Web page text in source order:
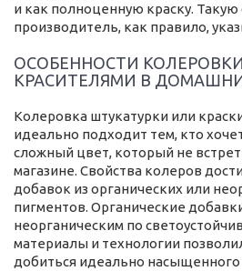
и как полноценную краску. Такую
производитель, как правило,
ОСОБЕННОСТИ
КРАСИТЕЛЯМИ В
Колеровка штукатурки или
идеально подходит тем, кто
сложный цвет, который не
магазине. Свойства колеров
добавок из органических или
пигментов. Органические
неорганическим по
материалы и технологии
добиться идеально насыщенного